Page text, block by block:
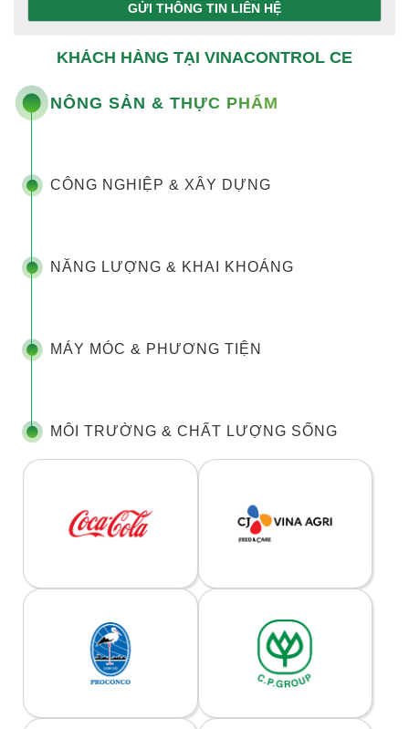
GỬI THÔNG TIN LIÊN HỆ
KHÁCH HÀNG TẠI VINACONTROL CE
NÔNG SẢN & THỰC PHẨM
CÔNG NGHIỆP & XÂY DỰNG
NĂNG LƯỢNG & KHAI KHOÁNG
MÁY MÓC & PHƯƠNG TIỆN
MÔI TRƯỜNG & CHẤT LƯỢNG SỐNG